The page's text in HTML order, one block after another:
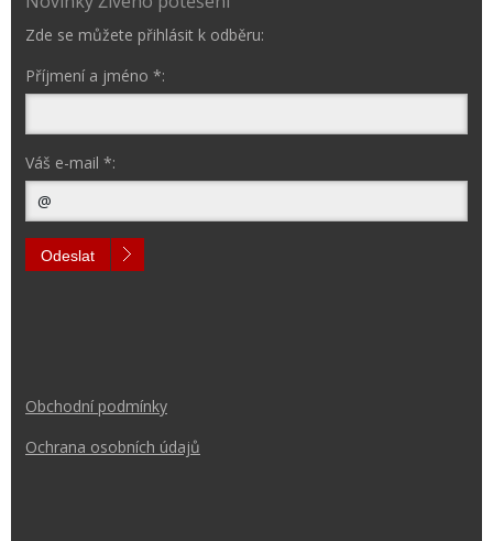
Zde se můžete přihlásit k odběru:
Příjmení a jméno *:
Váš e-mail *:
Odeslat
Obchodní podmínky
Ochrana osobních údajů